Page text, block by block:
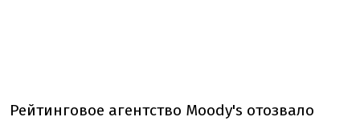
Рейтинговое агентство Moody's отозвало